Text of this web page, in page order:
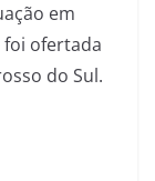
em
foi ofertada
do Sul.